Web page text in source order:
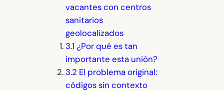
vacantes con centros
sanitarios
geolocalizados
3.1 ¿Por qué es tan
importante esta unión?
3.2 El problema original:
códigos sin contexto